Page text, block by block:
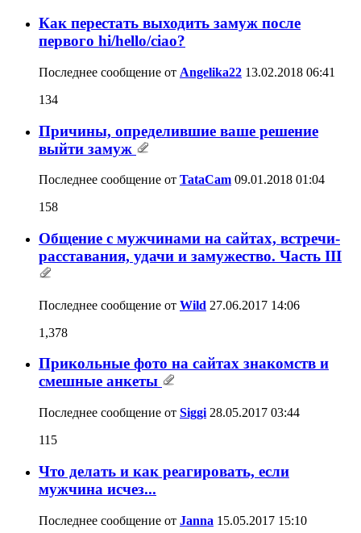
Как перестать выходить замуж после
первого hi/hello/ciao?
Последнее сообщение от Angelika22 13.02.2018 06:41
134
Причины, определившие ваше решение
выйти замуж
Последнее сообщение от TataCam 09.01.2018 01:04
158
Общение с мужчинами на сайтах, встречи-
расставания, удачи и замужество. Часть III
Последнее сообщение от Wild 27.06.2017 14:06
1,378
Прикольные фото на сайтах знакомств и
смешные анкеты
Последнее сообщение от Siggi 28.05.2017 03:44
115
Что делать и как реагировать, если
мужчина исчез...
Последнее сообщение от Janna 15.05.2017 15:10